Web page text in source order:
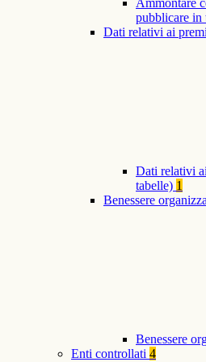
Ammontare
pubblicare in
Dati relativi ai premi
Dati relativi
tabelle) 1
Benessere
Benessere
Enti controllati 4